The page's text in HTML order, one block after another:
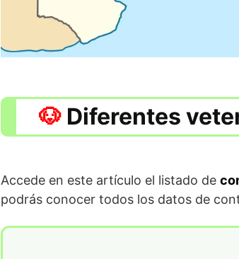
Diferentes
Accede en este artículo el listado de
podrás conocer todos los datos de